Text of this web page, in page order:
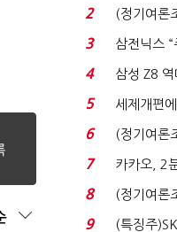
청래 '초접
2
(정기여론
'초접전'…
3
삼전닉스
로이터에
4
삼성 Z8 역
목…9월 ‘
5
세제개편
세 구하기
6
(정기여론
7%…일주
7
카카오, 2
비 36% 증
8
(정기여론
원 '양강
9
(특징주